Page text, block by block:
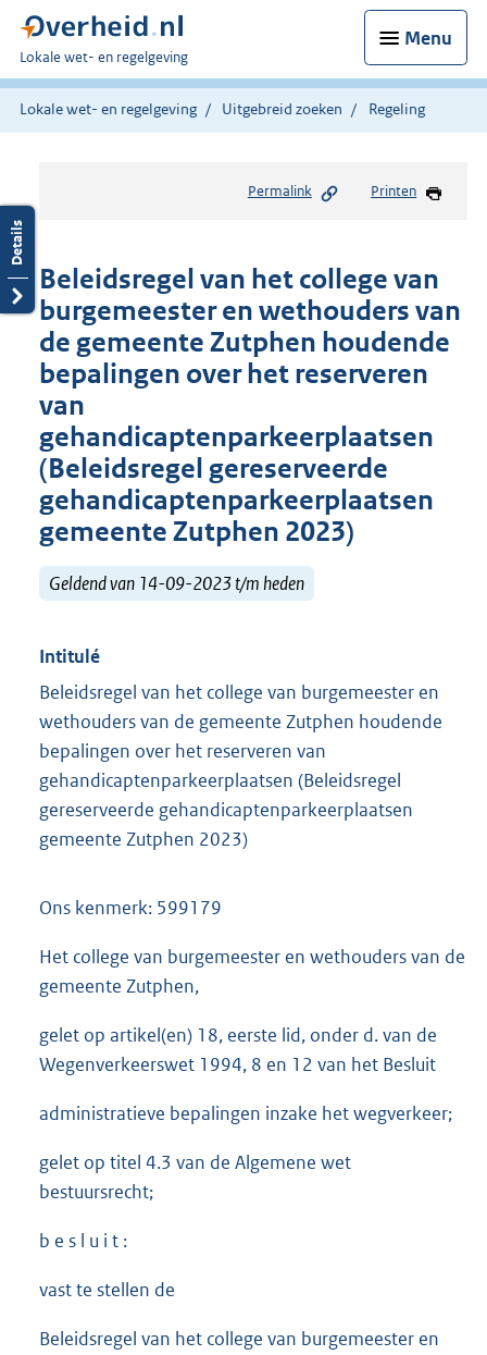
Menu
U
bent
hier:
Lokale wet- en regelgeving
Lokale wet- en regelgeving Uitgebreid zoeken Regeling
Permalink Printen
Beleidsregel van het college van
burgemeester en wethouders van
de gemeente Zutphen houdende
bepalingen over het reserveren
van
gehandicaptenparkeerplaatsen
(Beleidsregel gereserveerde
gehandicaptenparkeerplaatsen
gemeente Zutphen 2023)
Geldend van 14-09-2023 t/m heden
Intitulé
Beleidsregel van het college van burgemeester en
wethouders van de gemeente Zutphen houdende
bepalingen over het reserveren van
gehandicaptenparkeerplaatsen (Beleidsregel
gereserveerde gehandicaptenparkeerplaatsen
gemeente Zutphen 2023)
Ons kenmerk: 599179
Het college van burgemeester en wethouders van de
gemeente Zutphen,
gelet op artikel(en) 18, eerste lid, onder d. van de
Wegenverkeerswet 1994, 8 en 12 van het Besluit
administratieve bepalingen inzake het wegverkeer;
gelet op titel 4.3 van de Algemene wet
bestuursrecht;
b e s l u i t :
vast te stellen de
Beleidsregel van het college van burgemeester en